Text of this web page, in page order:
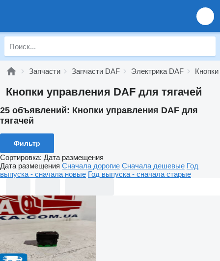
Запчасти Запчасти DAF Электрика DAF
Кнопки управления DAF для тягачей
25 объявлений: Кнопки управления DAF для
тягачей
Фильтр
Сортировка: Дата размещения
Дата размещения Сначала дорогие Сначала дешевые Год
выпуска - сначала новые Год выпуска - сначала старые